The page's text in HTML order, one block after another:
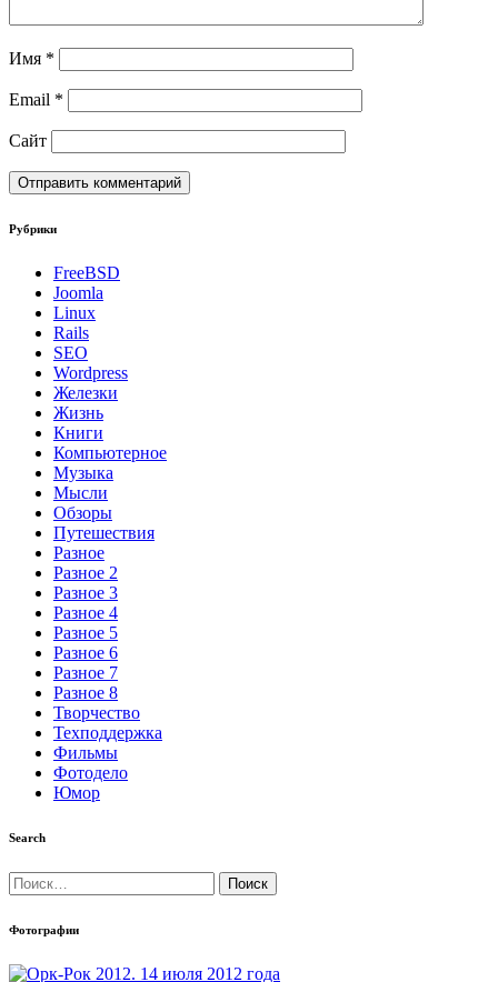
Имя *
Email *
Сайт
Рубрики
FreeBSD
Joomla
Linux
Rails
SEO
Wordpress
Железки
Жизнь
Книги
Компьютерное
Музыка
Мысли
Обзоры
Путешествия
Разное
Разное 2
Разное 3
Разное 4
Разное 5
Разное 6
Разное 7
Разное 8
Творчество
Техподдержка
Фильмы
Фотодело
Юмор
Search
Найти:
Фотографии